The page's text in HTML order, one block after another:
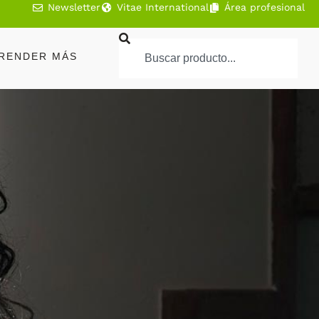
Newsletter Vitae International Área profesional
MÁS